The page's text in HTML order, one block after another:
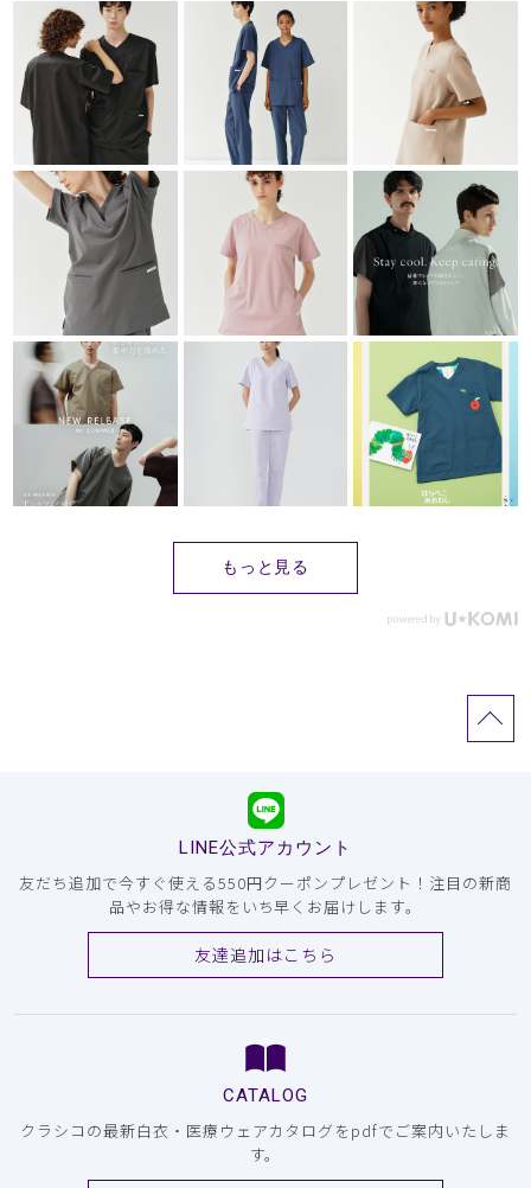
もっと見る
LINE公式アカウント
友だち追加で今すぐ使える550円クーポンプレゼント！注目の新商
品やお得な情報をいち早くお届けします。
友達追加はこちら
CATALOG
クラシコの最新白衣・医療ウェアカタログをpdfでご案内いたしま
す。